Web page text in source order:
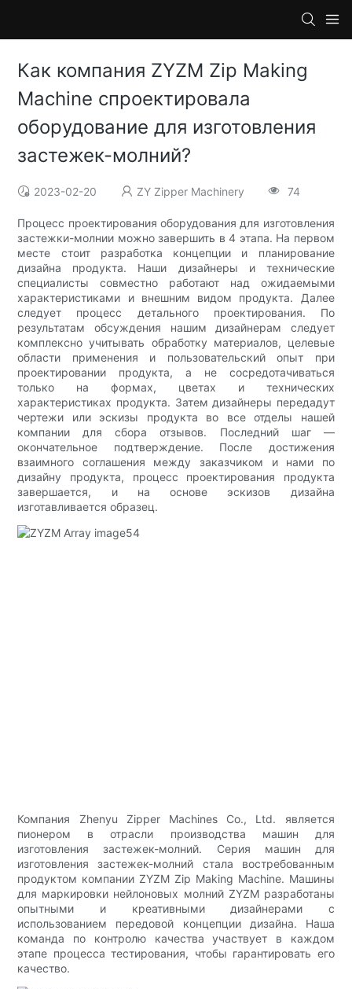
Как компания ZYZM Zip Making
Machine спроектировала
оборудование для изготовления
застежек-молний?
2023-02-20 ZY Zipper Machinery 74
Процесс проектирования оборудования для изготовления
застежки-молнии можно завершить в 4 этапа. На первом
месте стоит разработка концепции и планирование
дизайна продукта. Наши дизайнеры и технические
специалисты совместно работают над ожидаемыми
характеристиками и внешним видом продукта. Далее
следует процесс детального проектирования. По
результатам обсуждения нашим дизайнерам следует
комплексно учитывать обработку материалов, целевые
области применения и пользовательский опыт при
проектировании продукта, а не сосредотачиваться
только на формах, цветах и технических
характеристиках продукта. Затем дизайнеры передадут
чертежи или эскизы продукта во все отделы нашей
компании для сбора отзывов. Последний шаг —
окончательное подтверждение. После достижения
взаимного соглашения между заказчиком и нами по
дизайну продукта, процесс проектирования продукта
завершается, и на основе эскизов дизайна
изготавливается образец.
Компания Zhenyu Zipper Machines Co., Ltd. является
пионером в отрасли производства машин для
изготовления застежек-молний. Серия машин для
изготовления застежек-молний стала востребованным
продуктом компании ZYZM Zip Making Machine. Машины
для маркировки нейлоновых молний ZYZM разработаны
опытными и креативными дизайнерами с
использованием передовой концепции дизайна. Наша
команда по контролю качества участвует в каждом
этапе процесса тестирования, чтобы гарантировать его
качество.